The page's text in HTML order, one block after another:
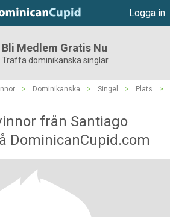
Logga in
Bli Medlem Gratis Nu
Träffa dominikanska singlar
> Dominikanska > Singel > Plats
>
från Santiago
DominicanCupid.com